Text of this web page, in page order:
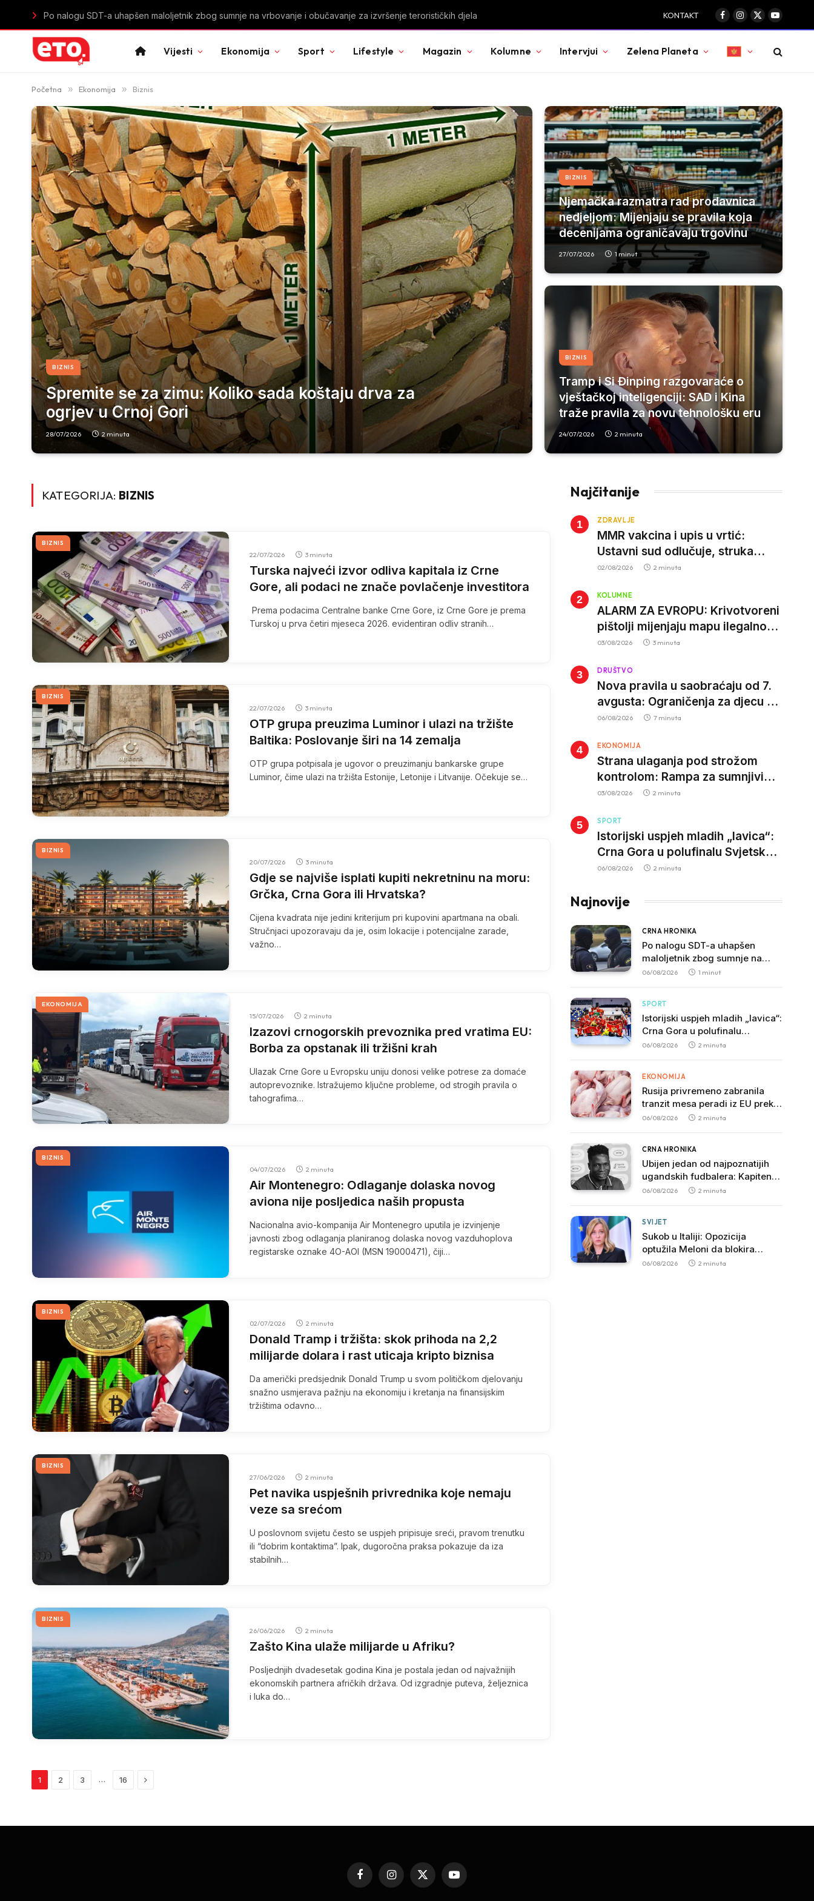
Istorijski uspjeh mladih „lavica“: Crna Gora u polufinalu Svjetskog prvenstva nakon pobjede nad Slovačkom KONTAKT
Facebook
Instagram
X
(Twitter)
YouTube
Vijesti Ekonomija Sport Lifestyle Magazin Kolumne Intervjui Zelena Planeta
Početna » Ekonomija » Biznis
BIZNIS
Spremite se za zimu: Koliko sada koštaju drva za
ogrjev u Crnoj Gori
28/07/2026 2 minuta
BIZNIS
Njemačka razmatra rad prodavnica
nedjeljom: Mijenjaju se pravila koja
decenijama ograničavaju trgovinu
27/07/2026 1 minut
BIZNIS
Tramp i Si Đinping razgovaraće o
vještačkoj inteligenciji: SAD i Kina
traže pravila za novu tehnološku eru
24/07/2026 2 minuta
KATEGORIJA: BIZNIS
BIZNIS
22/07/2026 3 minuta
Turska najveći izvor odliva kapitala iz Crne
Gore, ali podaci ne znače povlačenje investitora
Prema podacima Centralne banke Crne Gore, iz Crne Gore je prema
Turskoj u prva četiri mjeseca 2026. evidentiran odliv stranih…
BIZNIS
22/07/2026 3 minuta
OTP grupa preuzima Luminor i ulazi na tržište
Baltika: Poslovanje širi na 14 zemalja
OTP grupa potpisala je ugovor o preuzimanju bankarske grupe
Luminor, čime ulazi na tržišta Estonije, Letonije i Litvanije. Očekuje se…
BIZNIS
20/07/2026 3 minuta
Gdje se najviše isplati kupiti nekretninu na moru:
Grčka, Crna Gora ili Hrvatska?
Cijena kvadrata nije jedini kriterijum pri kupovini apartmana na obali.
Stručnjaci upozoravaju da je, osim lokacije i potencijalne zarade,
važno…
EKONOMIJA
15/07/2026 2 minuta
Izazovi crnogorskih prevoznika pred vratima EU:
Borba za opstanak ili tržišni krah
Ulazak Crne Gore u Evropsku uniju donosi velike potrese za domaće
autoprevoznike. Istražujemo ključne probleme, od strogih pravila o
tahografima…
BIZNIS
04/07/2026 2 minuta
Air Montenegro: Odlaganje dolaska novog
aviona nije posljedica naših propusta
Nacionalna avio-kompanija Air Montenegro uputila je izvinjenje
javnosti zbog odlaganja planiranog dolaska novog vazduhoplova
registarske oznake 4O-AOI (MSN 19000471), čiji…
BIZNIS
02/07/2026 2 minuta
Donald Tramp i tržišta: skok prihoda na 2,2
milijarde dolara i rast uticaja kripto biznisa
Da američki predsjednik Donald Trump u svom političkom djelovanju
snažno usmjerava pažnju na ekonomiju i kretanja na finansijskim
tržištima odavno…
BIZNIS
27/06/2026 2 minuta
Pet navika uspješnih privrednika koje nemaju
veze sa srećom
U poslovnom svijetu često se uspjeh pripisuje sreći, pravom trenutku
ili “dobrim kontaktima”. Ipak, dugoročna praksa pokazuje da iza
stabilnih…
BIZNIS
26/06/2026 2 minuta
Zašto Kina ulaže milijarde u Afriku?
Posljednjih dvadesetak godina Kina je postala jedan od najvažnijih
ekonomskih partnera afričkih država. Od izgradnje puteva, željeznica
i luka do…
1 2 3 … 16 Next
Najčitanije
ZDRAVLJE
MMR vakcina i upis u vrtić:
Ustavni sud odlučuje, struka
poziva roditelje da vjeruju nauci
02/08/2026 2 minuta
KOLUMNE
ALARM ZA EVROPU: Krivotvoreni
pištolji mijenjaju mapu ilegalnog
tržišta, istrage ukazuju na
03/08/2026 3 minuta
DRUŠTVO
Nova pravila u saobraćaju od 7.
avgusta: Ograničenja za djecu na
trotinetima i mlade vozače, veće
djece
06/08/2026 7 minuta
EKONOMIJA
Strana ulaganja pod strožom
kontrolom: Rampa za sumnjivi
kapital
03/08/2026 2 minuta
SPORT
Istorijski uspjeh mladih „lavica“:
Crna Gora u polufinalu Svjetskog
prvenstva nakon pobjede nad
06/08/2026 2 minuta
Najnovije
CRNA HRONIKA
Po nalogu SDT-a uhapšen
maloljetnik zbog sumnje na
vrbovanje i obučavanje za
06/08/2026 1 minut
SPORT
Istorijski uspjeh mladih „lavica“:
Crna Gora u polufinalu
Svjetskog prvenstva nakon
06/08/2026 2 minuta
EKONOMIJA
Rusija privremeno zabranila
tranzit mesa peradi iz EU preko
svoje teritorije
06/08/2026 2 minuta
CRNA HRONIKA
Ubijen jedan od najpoznatijih
ugandskih fudbalera: Kapiten
SC Ville preminuo nakon
06/08/2026 2 minuta
SVIJET
Sukob u Italiji: Opozicija
optužila Meloni da blokira
istragu povezanu sa mafijom
06/08/2026 2 minuta
FacebookInstagram
X
(Twitter)
YouTube